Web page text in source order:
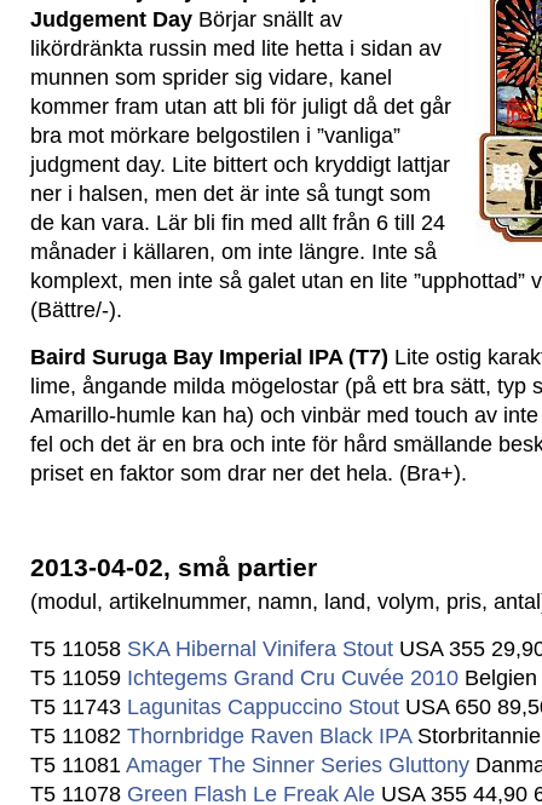
Judgement Day Börjar snällt av
likördränkta russin med lite hetta i sidan av
munnen som sprider sig vidare, kanel
kommer fram utan att bli för juligt då det går
bra mot mörkare belgostilen i ”vanliga”
judgment day. Lite bittert och kryddigt lattjar
ner i halsen, men det är inte så tungt som
de kan vara. Lär bli fin med allt från 6 till 24
månader i källaren, om inte längre. Inte så
komplext, men inte så galet utan en lite ”upphottad”
(Bättre/-).
Baird Suruga Bay Imperial IPA (T7) Lite ostig
lime, ångande milda mögelostar (på ett bra sätt, typ
Amarillo-humle kan ha) och vinbär med touch av
fel och det är en bra och inte för hård smällande
priset en faktor som drar ner det hela. (Bra+).
2013-04-02, små partier
(modul, artikelnummer, namn, land, volym, pris,
T5 11058 SKA Hibernal Vinifera Stout USA 355
T5 11059 Ichtegems Grand Cru Cuvée 2010
T5 11743 Lagunitas Cappuccino Stout USA 650
T5 11082 Thornbridge Raven Black IPA
T5 11081 Amager The Sinner Series Gluttony
T5 11078 Green Flash Le Freak Ale USA 355 44,90